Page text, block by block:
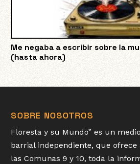
Me negaba a escribir sobre la
(hasta ahora)
SOBRE NOSOTROS
Floresta y su Mundo” es un
barrial independiente, que ofrece
las Comunas 9 y 10, toda la